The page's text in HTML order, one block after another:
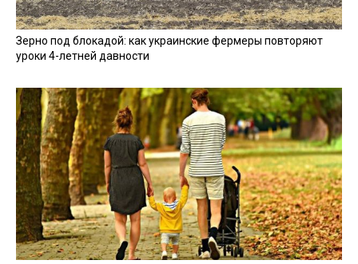
Зерно под блокадой: как украинские фермеры повторяют
уроки 4-летней давности